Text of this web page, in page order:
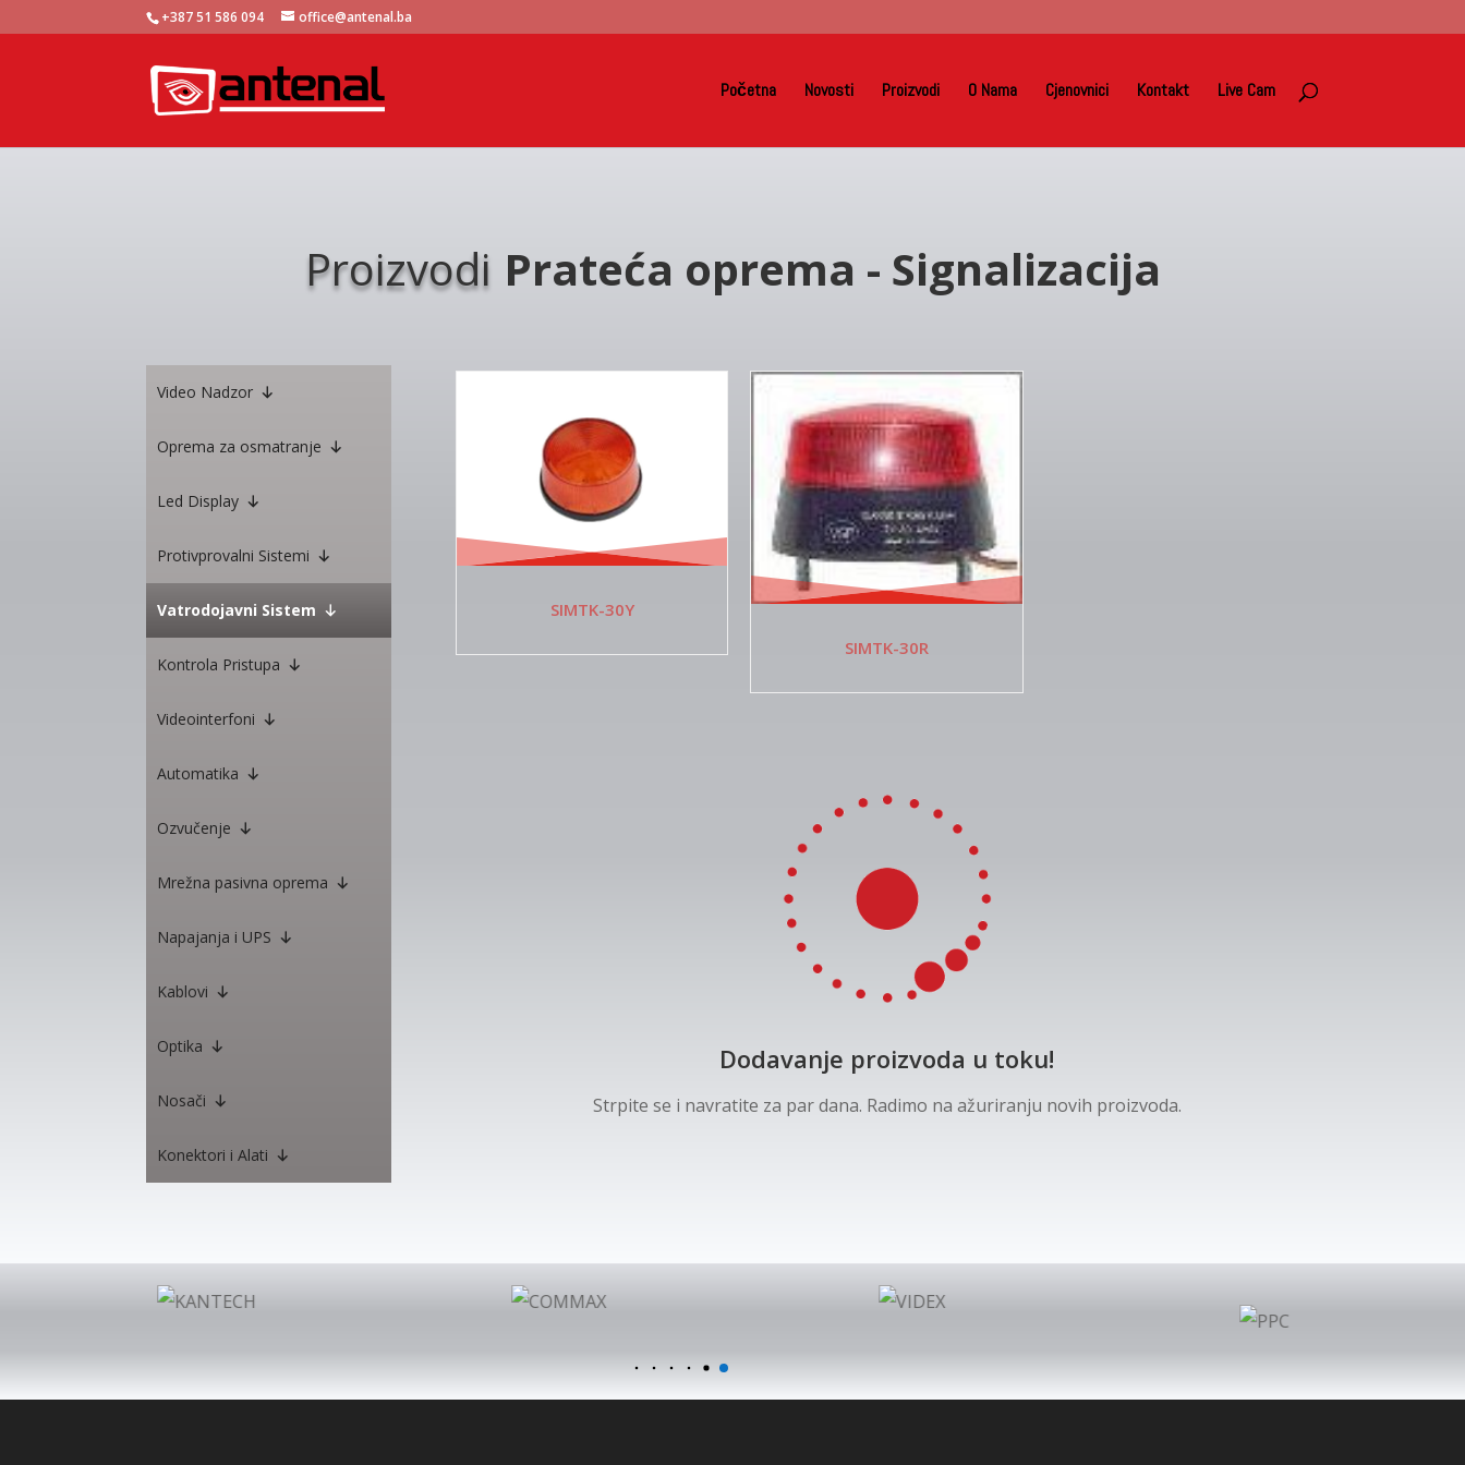
+387 51 586 094 office@antenal.ba
Početna Novosti Proizvodi O Nama Cjenovnici Kontakt Live Cam
Proizvodi Prateća oprema - Signalizacija
Video Nadzor
Oprema za osmatranje
Led Display
Protivprovalni Sistemi
Vatrodojavni Sistem
Kontrola Pristupa
Videointerfoni
Automatika
Ozvučenje
Mrežna pasivna oprema
Napajanja i UPS
Kablovi
Optika
Nosači
Konektori i Alati
SIMTK-30Y
SIMTK-30R
Dodavanje proizvoda u toku!
Strpite se i navratite za par dana. Radimo na ažuriranju novih proizvoda.